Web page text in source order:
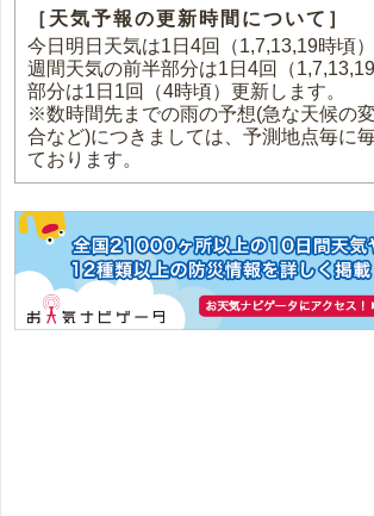
［天気予報の更新時間について］
今日明日天気は1日4回（1,7,13,19時頃）
週間天気の前半部分は1日4回（
部分は1日1回（4時頃）更新します。
※数時間先までの雨の予想(急な天候の
合など)につきましては、予測地点毎に
ております。